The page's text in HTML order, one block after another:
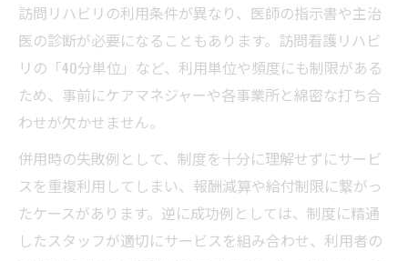
訪問リハビリの利用条件が異なり、医師の指示書や主治
医の診断が必要になることもあります。訪問看護リハビ
リの「40分単位」など、利用単位や頻度にも制限がある
ため、事前にケアマネジャーや各事業所と綿密な打ち合
わせが欠かせません。
併用時の失敗例として、制度を十分に理解せずにサービ
スを重複利用してしまい、報酬減算や給付制限に繋がっ
たケースがあります。逆に成功例としては、制度に精通
したスタッフが適切にサービスを組み合わせ、利用者の